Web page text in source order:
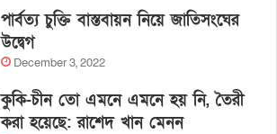
পার্বত্য চুক্তি বাস্তবায়ন নিয়ে জাতিসংঘের
উদ্বেগ
December 3, 2022
কুকি-চীন তো এমনে এমনে হয় নি, তৈরী
করা হয়েছে: রাশেদ খান মেনন